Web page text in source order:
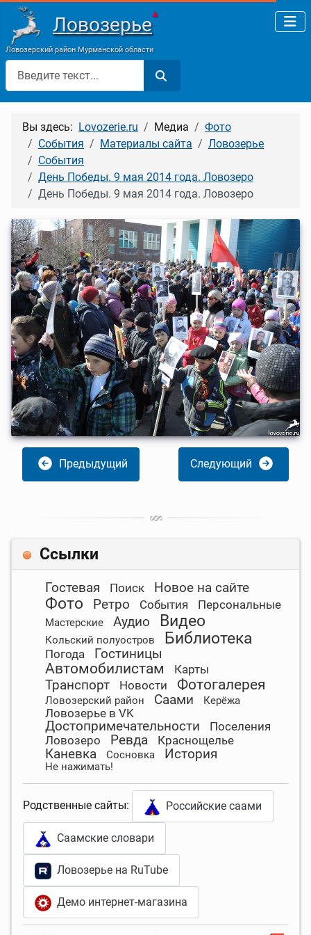
Ловозерье▲
Ловозерский район Мурманской области
Поиск
Вы здесь: Lovozerie.ru Медиа
Фото
События
Материалы сайта
Ловозерье
События
День Победы. 9 мая 2014 года. Ловозеро
День Победы. 9 мая 2014 года. Ловозеро
Предыдущий Следующий
Ссылки
Гостевая Поиск Новое на сайте
Фото Ретро События Персональные
Мастерские Аудио Видео
Кольский полуостров Библиотека
Погода Гостиницы
Автомобилистам Карты
Транспорт Новости Фотогалерея
Ловозерский район Саами Керёжа
Ловозерье в VK
Достопримечательности
Поселения
Ловозеро
Ревда Краснощелье
Каневка Сосновка История
Не нажимать!
Родственные сайты: Российские саами
Саамские словари
Ловозерье на RuTube
Демо интернет-магазина